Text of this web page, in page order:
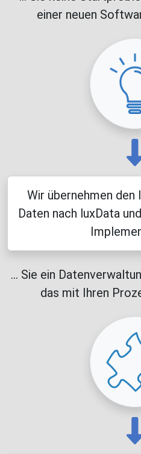
einer neuen
Wir übernehmen
Daten nach luxData
... Sie ein
das mit Ihren